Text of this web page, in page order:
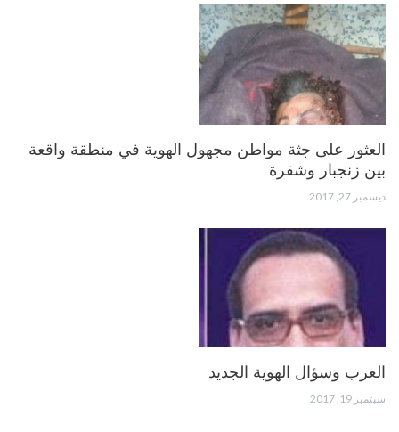
العثور على جثة مواطن مجهول الهوية في منطقة واقعة
بين زنجبار وشقرة
ديسمبر 27, 2017
العرب وسؤال الهوية الجديد
سبتمبر 19, 2017